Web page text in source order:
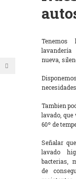
lavandería
nueva,
Tambien
lavado, que
60º de
Señalar
lavado
bacterias,
de